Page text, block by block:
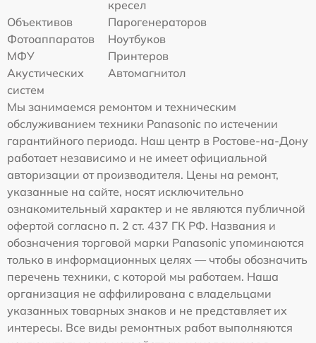
кресел
Объективов
Парогенераторов
Фотоаппаратов
Ноутбуков
МФУ
Принтеров
Акустических
систем
Автомагнитол
Мы занимаемся ремонтом и техническим
обслуживанием техники Panasonic по истечении
гарантийного периода. Наш центр в Ростове-на-Дону
работает независимо и не имеет официальной
авторизации от производителя. Цены на ремонт,
указанные на сайте, носят исключительно
ознакомительный характер и не являются публичной
офертой согласно п. 2 ст. 437 ГК РФ. Названия и
обозначения торговой марки Panasonic упоминаются
только в информационных целях — чтобы обозначить
перечень техники, с которой мы работаем. Наша
организация не аффилирована с владельцами
указанных товарных знаков и не представляет их
интересы. Все виды ремонтных работ выполняются